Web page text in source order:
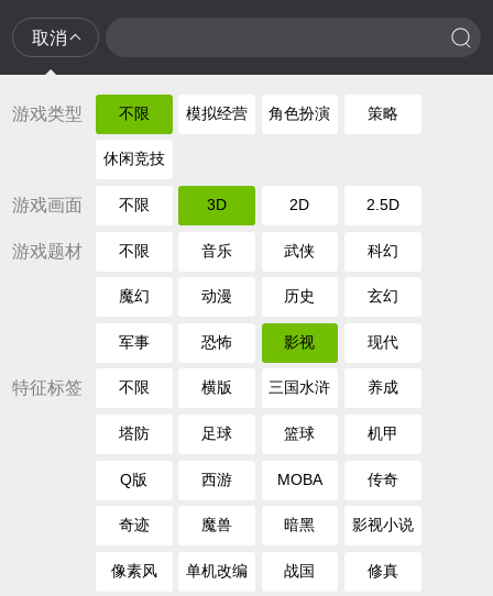
取消
游戏类型 不限 模拟经营 角色扮演 策略
休闲竞技
游戏画面 不限 3D 2D 2.5D
游戏题材 不限 音乐 武侠 科幻
魔幻 动漫 历史 玄幻
军事 恐怖 影视 现代
特征标签 不限 横版 三国水浒 养成
塔防 足球 篮球 机甲
Q版 西游 MOBA 传奇
奇迹 魔兽 暗黑 影视小说
像素风 单机改编 战国 修真